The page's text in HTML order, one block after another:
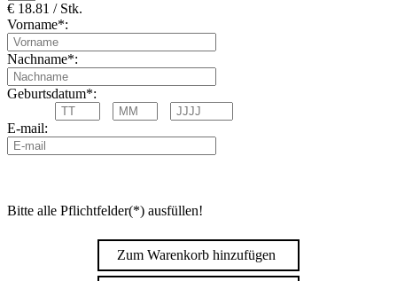
€ 18.81 / Stk.
Vorname*:
Nachname*:
Geburtsdatum*:
E-mail:
Bitte alle Pflichtfelder(*) ausfüllen!
Zum Warenkorb hinzufügen